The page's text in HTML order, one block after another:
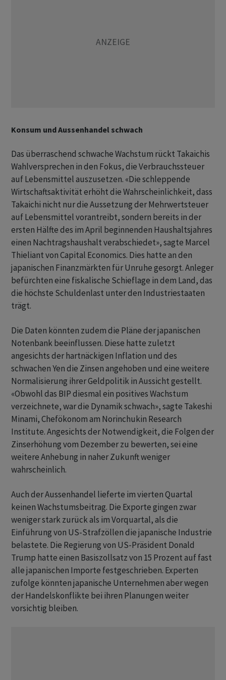
Konsum und Aussenhandel schwach
Das überraschend ​schwache Wachstum rückt Takaichis
Wahlversprechen in den Fokus, die Verbrauchssteuer
auf Lebensmittel auszusetzen. «Die ​schleppende
Wirtschaftsaktivität erhöht die Wahrscheinlichkeit, dass
Takaichi nicht nur die Aussetzung der Mehrwertsteuer
auf Lebensmittel vorantreibt, sondern bereits in der
ersten Hälfte des im ‌April beginnenden Haushaltsjahres
einen Nachtragshaushalt verabschiedet», sagte Marcel
Thieliant von Capital Economics. Dies hatte an den
japanischen Finanzmärkten für Unruhe gesorgt. Anleger
befürchten eine fiskalische Schieflage in dem Land, das
die höchste Schuldenlast unter den Industriestaaten
trägt.
Die Daten könnten zudem die Pläne ​der ​japanischen
Notenbank beeinflussen. Diese hatte zuletzt
angesichts der hartnäckigen Inflation und ⁠des
schwachen Yen die Zinsen angehoben und eine weitere
Normalisierung ihrer ​Geldpolitik in Aussicht gestellt.
«Obwohl das ⁠BIP diesmal ein positives Wachstum
verzeichnete, war die Dynamik schwach», sagte Takeshi
Minami, Chefökonom am Norinchukin Research
Institute. Angesichts der ‌Notwendigkeit, die Folgen der
Zinserhöhung vom Dezember zu bewerten, sei eine
weitere Anhebung in naher Zukunft weniger
wahrscheinlich.
Auch der Aussenhandel lieferte im vierten Quartal
keinen Wachstumsbeitrag. Die Exporte gingen zwar
weniger stark zurück als ‌im Vorquartal, als die
Einführung von US-Strafzöllen die japanische Industrie
belastete. Die Regierung ​von US-Präsident Donald
Trump hatte einen Basiszollsatz von 15 Prozent auf fast
alle japanischen Importe festgeschrieben. Experten
zufolge könnten japanische Unternehmen aber wegen
der Handelskonflikte bei ihren Planungen weiter
vorsichtig bleiben.